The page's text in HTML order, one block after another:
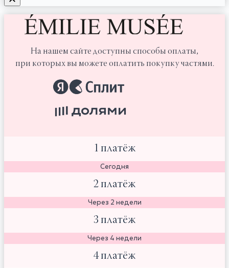
На нашем сайте доступны способы оплаты,
при которых вы можете оплатить покупку частями.
1 платёж
Сегодня
2 платёж
Через 2 недели
3 платёж
Через 4 недели
4 платёж